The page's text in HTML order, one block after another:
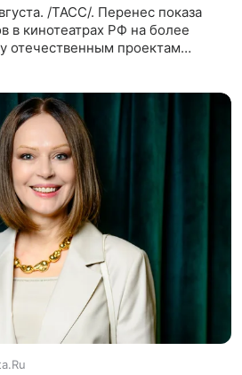
/ТАСС/. Перенес показа
в кинотеатрах РФ на более
отечественным проектам